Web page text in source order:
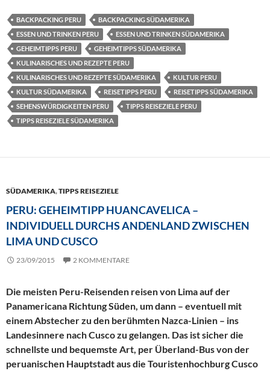
BACKPACKING PERU
BACKPACKING SÜDAMERIKA
ESSEN UND TRINKEN PERU
ESSEN UND TRINKEN SÜDAMERIKA
GEHEIMTIPPS PERU
GEHEIMTIPPS SÜDAMERIKA
KULINARISCHES UND REZEPTE PERU
KULINARISCHES UND REZEPTE SÜDAMERIKA
KULTUR PERU
KULTUR SÜDAMERIKA
REISETIPPS PERU
REISETIPPS SÜDAMERIKA
SEHENSWÜRDIGKEITEN PERU
TIPPS REISEZIELE PERU
TIPPS REISEZIELE SÜDAMERIKA
SÜDAMERIKA,TIPPS REISEZIELE
PERU: GEHEIMTIPP HUANCAVELICA –
INDIVIDUELL DURCHS ANDENLAND ZWISCHEN
LIMA UND CUSCO
23/09/2015 2 KOMMENTARE
Die meisten Peru-Reisenden reisen von Lima auf der
Panamericana Richtung Süden, um dann – eventuell mit
einem Abstecher zu den berühmten Nazca-Linien – ins
Landesinnere nach Cusco zu gelangen. Das ist sicher die
schnellste und bequemste Art, per Überland-Bus von der
peruanischen Hauptstadt aus die Touristenhochburg Cusco